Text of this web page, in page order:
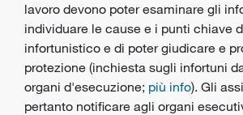
lavoro devono poter esaminare gli
individuare le cause e i punti chiave
infortunistico e di poter giudicare e
protezione (inchiesta sugli infortuni
organi d'esecuzione; più info). Gli
pertanto notificare agli organi